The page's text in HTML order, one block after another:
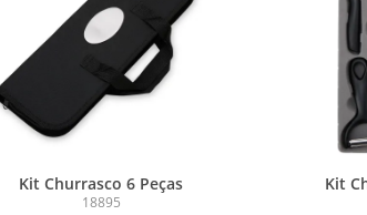
Kit Churrasco 6 Peças
18895
Kit